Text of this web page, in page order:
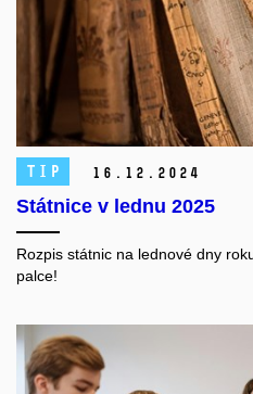
TIP 16. 12. 2024
Státnice v lednu 2025
Rozpis státnic na lednové dny
palce!